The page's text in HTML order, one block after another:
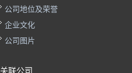
公司地位及荣誉
企业文化
公司图片
关联公司